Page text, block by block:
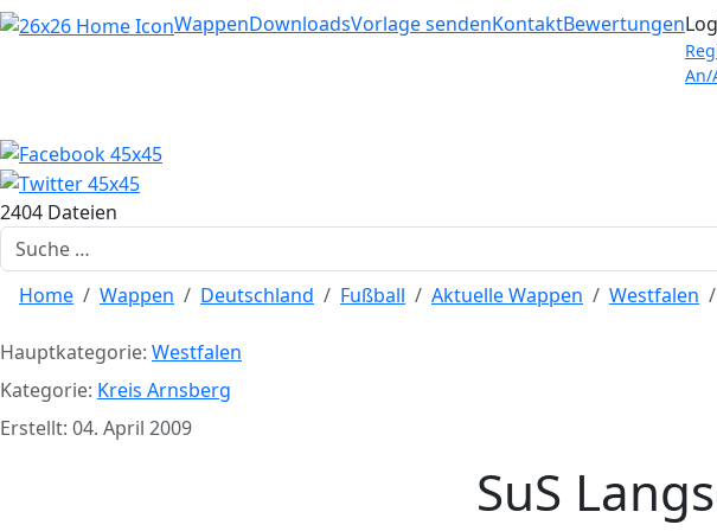
Home
WappenDownloadsVorlage sendenKontaktBewertungen
An/
2404 Dateien
Suchen
Home Wappen Deutschland Fußball Aktuelle Wappen Westfalen
Hauptkategorie: Westfalen
Kategorie: Kreis Arnsberg
Erstellt: 04. April 2009
SuS